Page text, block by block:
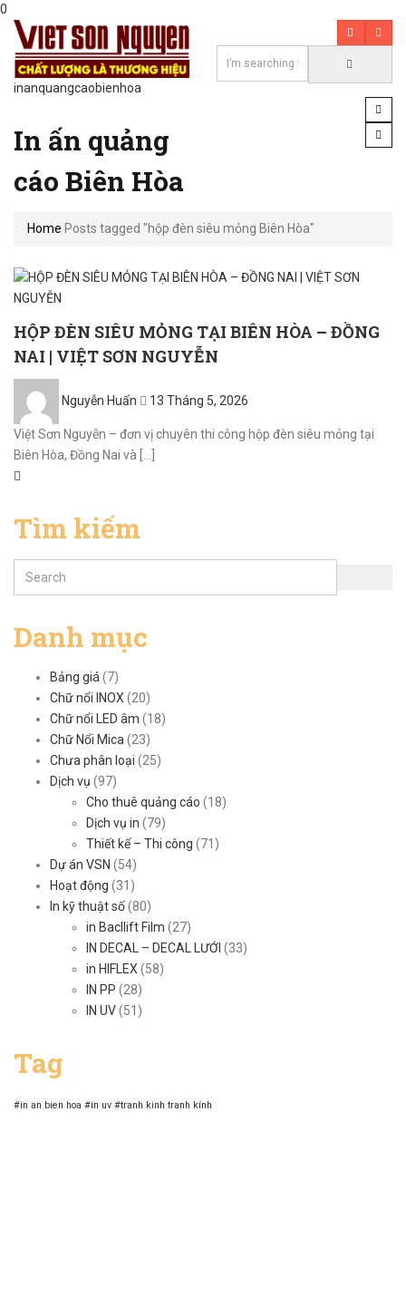
0
inanquangcaobienhoa
In ấn quảng
cáo Biên Hòa
Home Posts tagged "hộp đèn siêu mỏng Biên Hòa"
HỘP ĐÈN SIÊU MỎNG TẠI BIÊN HÒA – ĐỒNG
NAI | VIỆT SƠN NGUYỄN
Nguyễn Huấn
on
13 Tháng 5, 2026
Việt Sơn Nguyễn – đơn vị chuyên thi công hộp đèn siêu mỏng tại
Biên Hòa, Đồng Nai và [...]
Tìm kiếm
Danh mục
Bảng giá(7)
Chữ nổi INOX(20)
Chữ nổi LED âm (18)
Chữ Nổi Mica(23)
Chưa phân loại (25)
Dịch vụ (97)
Cho thuê quảng cáo (18)
Dịch vụ in (79)
Thiết kế – Thi công (71)
Dự án VSN (54)
Hoạt động (31)
In kỹ thuật số(80)
in Bacllift Film (27)
IN DECAL – DECAL LƯỚI (33)
in HIFLEX(58)
IN PP (28)
IN UV(51)
Tag
#in an bien hoa #in uv #tranh kinh tranh kính